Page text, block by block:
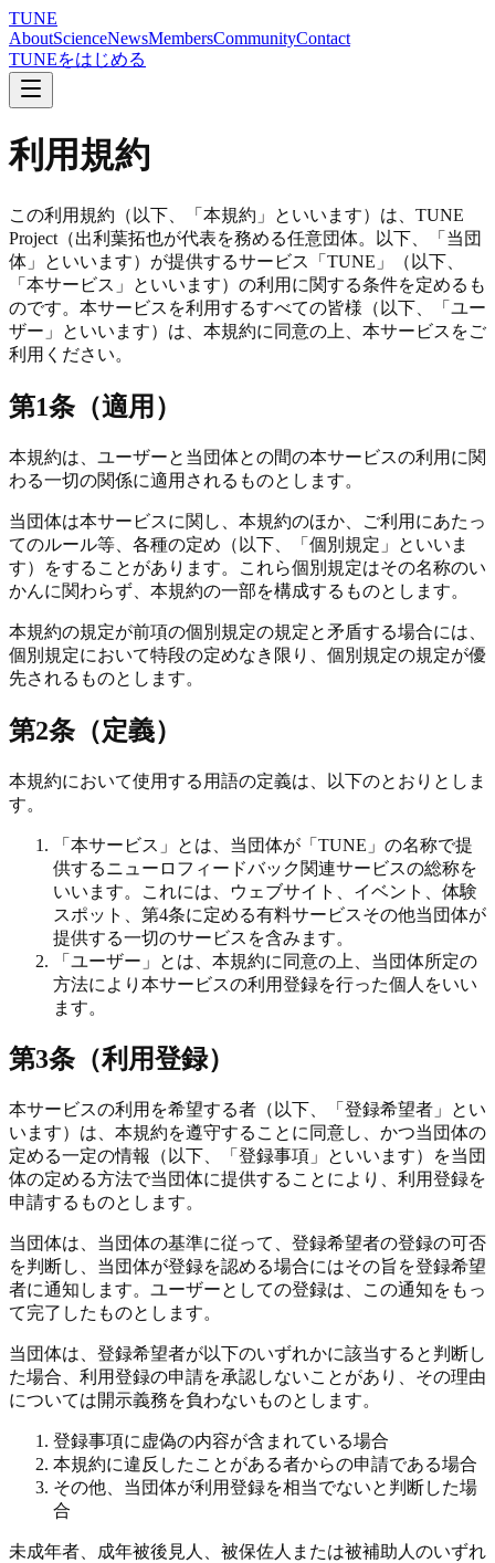
TUNE
AboutScienceNewsMembersCommunityContact
TUNEをはじめる
利用規約
この利用規約（以下、「本規約」といいます）は、TUNE
Project（出利葉拓也が代表を務める任意団体。以下、「当団
体」といいます）が提供するサービス「TUNE」（以下、
「本サービス」といいます）の利用に関する条件を定めるも
のです。本サービスを利用するすべての皆様（以下、「ユー
ザー」といいます）は、本規約に同意の上、本サービスをご
利用ください。
第1条（適用）
本規約は、ユーザーと当団体との間の本サービスの利用に関
わる一切の関係に適用されるものとします。
当団体は本サービスに関し、本規約のほか、ご利用にあたっ
てのルール等、各種の定め（以下、「個別規定」といいま
す）をすることがあります。これら個別規定はその名称のい
かんに関わらず、本規約の一部を構成するものとします。
本規約の規定が前項の個別規定の規定と矛盾する場合には、
個別規定において特段の定めなき限り、個別規定の規定が優
先されるものとします。
第2条（定義）
本規約において使用する用語の定義は、以下のとおりとしま
す。
「本サービス」とは、当団体が「TUNE」の名称で提
供するニューロフィードバック関連サービスの総称を
いいます。これには、ウェブサイト、イベント、体験
スポット、第4条に定める有料サービスその他当団体が
提供する一切のサービスを含みます。
「ユーザー」とは、本規約に同意の上、当団体所定の
方法により本サービスの利用登録を行った個人をいい
ます。
第3条（利用登録）
本サービスの利用を希望する者（以下、「登録希望者」とい
います）は、本規約を遵守することに同意し、かつ当団体の
定める一定の情報（以下、「登録事項」といいます）を当団
体の定める方法で当団体に提供することにより、利用登録を
申請するものとします。
当団体は、当団体の基準に従って、登録希望者の登録の可否
を判断し、当団体が登録を認める場合にはその旨を登録希望
者に通知します。ユーザーとしての登録は、この通知をもっ
て完了したものとします。
当団体は、登録希望者が以下のいずれかに該当すると判断し
た場合、利用登録の申請を承認しないことがあり、その理由
については開示義務を負わないものとします。
登録事項に虚偽の内容が含まれている場合
本規約に違反したことがある者からの申請である場合
その他、当団体が利用登録を相当でないと判断した場
合
未成年者、成年被後見人、被保佐人または被補助人のいずれ